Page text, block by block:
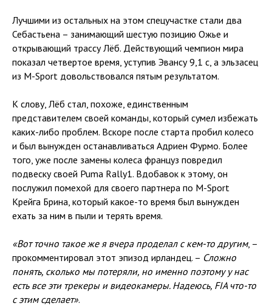
Лучшими из остальных на этом спецучастке стали два
Себастьена – занимающий шестую позицию Ожье и
открывающий трассу Лёб. Действующий чемпион мира
показал четвертое время, уступив Эвансу 9,1 с, а эльзасец
из M-Sport довольствовался пятым результатом.
К слову, Лёб стал, похоже, единственным
представителем своей команды, который сумел избежать
каких-либо проблем. Вскоре после старта пробил колесо
и был вынужден останавливаться Адриен Фурмо. Более
того, уже после замены колеса француз повредил
подвеску своей Puma Rally1. Вдобавок к этому, он
послужил помехой для своего партнера по M-Sport
Крейга Брина, который какое-то время был вынужден
ехать за ним в пыли и терять время.
«Вот точно такое же я вчера проделал с кем-то другим, –
прокомментировал этот эпизод ирландец. – Сложно
понять, сколько мы потеряли, но именно поэтому у нас
есть все эти трекеры и видеокамеры. Надеюсь, FIA что-то
с этим сделает».